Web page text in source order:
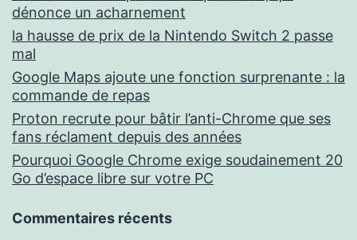
dénonce un acharnement
la hausse de prix de la Nintendo Switch 2 passe
mal
Google Maps ajoute une fonction surprenante : la
commande de repas
Proton recrute pour bâtir l’anti-Chrome que ses
fans réclament depuis des années
Pourquoi Google Chrome exige soudainement 20
Go d’espace libre sur votre PC
Commentaires récents